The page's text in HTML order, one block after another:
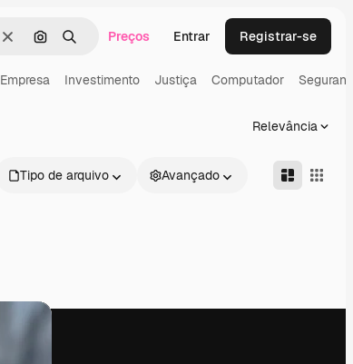
LimparPesquisar por imagem
BuscarPreços Entrar Registrar-se
Empresa Investimento Justiça Computador
Relevância
Tipo de arquivo Avançado